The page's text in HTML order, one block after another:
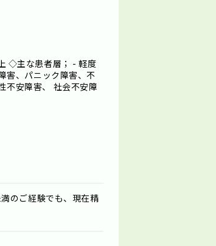
◇主な患者層； - 軽度
害、パニック障害、不
不安障害、 社会不安障
のご経験でも、現在精